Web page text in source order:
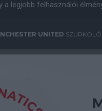
legjobb felhasználói
UNITED